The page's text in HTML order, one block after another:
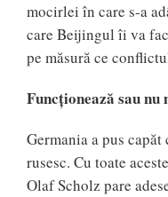
mocirlei în care s-a
care Beijingul îi va
pe măsură ce
Funcționează sau
Germania a pus
rusesc. Cu toate
Olaf Scholz pare